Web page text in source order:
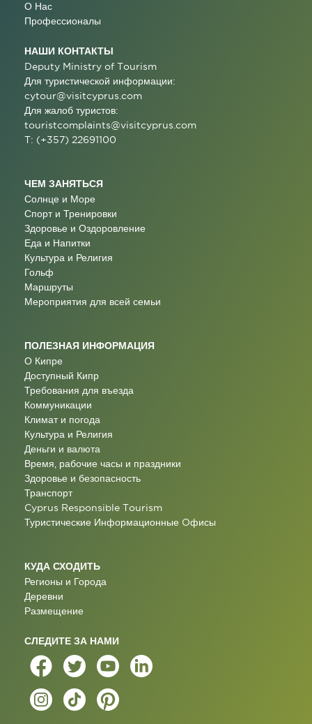
О Нас
Профессионалы
НАШИ КОНТАКТЫ
Deputy Ministry of Tourism
Для туристической информации:
cytour@visitcyprus.com
Для жалоб туристов:
touristcomplaints@visitcyprus.com
T: (+357) 22691100
ЧЕМ ЗАНЯТЬСЯ
Солнце и Море
Спорт и Тренировки
Здоровье и Оздоровление
Еда и Напитки
Культура и Религия
Гольф
Маршруты
Мероприятия для всей семьи
ПОЛЕЗНАЯ ИНФОРМАЦИЯ
О Кипре
Доступный Кипр
Требования для въезда
Коммуникации
Климат и погода
Культура и Религия
Деньги и валюта
Время, рабочие часы и праздники
Здоровье и безопасность
Транспорт
Cyprus Responsible Tourism
Туристические Информационные Oфисы
КУДА СХОДИТЬ
Регионы и Города
Деревни
Размещение
СЛЕДИТЕ ЗА НАМИ